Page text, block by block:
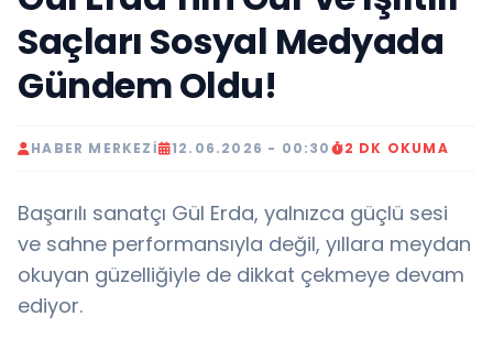
Saçları Sosyal Medyada
Gündem Oldu!
HABER MERKEZI 12.06.2026 - 00:30 2 DK OKUMA
Başarılı sanatçı Gül Erda, yalnızca güçlü sesi
ve sahne performansıyla değil, yıllara meydan
okuyan güzelliğiyle de dikkat çekmeye devam
ediyor.